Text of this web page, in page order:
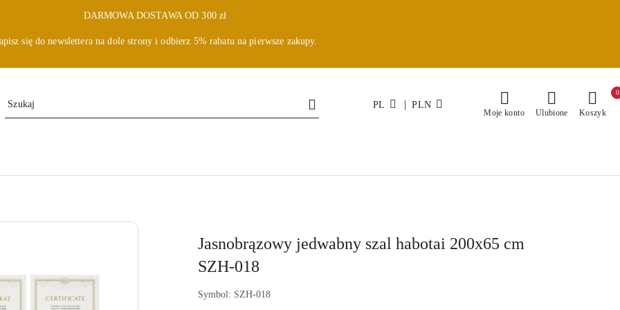
DARMOWA DOSTAWA OD 300 zł
się do newslettera na dole strony i odbierz 5% rabatu na pierwsze zakupy.
PL | PLN
Moje konto Ulubione Koszyk
0
Jasnobrązowy jedwabny szal habotai 200x65 cm
SZH-018
Symbol: SZH-018